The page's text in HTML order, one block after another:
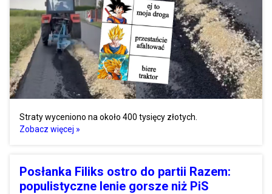
Straty wyceniono na około 400 tysięcy złotych.
Zobacz więcej »
Posłanka Filiks ostro do partii Razem:
populistyczne lenie gorsze niż PiS